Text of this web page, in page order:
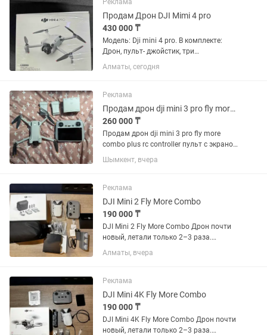
DJI ✔ Карта...
Реклама
Продам Дрон DJI Mimi 4 pro
430 000 ₸
Модель: Dji mini 4 pro. В комплекте:
Дрон, пульт- джойстик, три
аккумулятора, чехол, шнур для
зарядки, запасные лопасти. Дрон-
только куплен. Покупали в Каспий...
Алматы, сегодня
Реклама
Продам дрон dji mini 3 pro fly more combo plus
260 000 ₸
Продам дрон dji mini 3 pro fly more
combo plus rc controller пульт с экраном
и две батареи с повышенной
мощностью все в отличном состоянии
и отвертка с сумкой все...
Шымкент, вчера
Реклама
DJI Mini 2 Fly More Combo
190 000 ₸
DJI Mini 2 Fly More Combo Дрон почти
новый, летали только 2–3 раза.
Полностью оригинальный DJI, без
ремонтов и скрытых дефектов. Все
оригинальный комплект в...
Алматы, вчера
Реклама
DJI Mini 4K Fly More Combo
190 000 ₸
DJI Mini 4K Fly More Combo Дрон почти
новый, летали только 2–3 раза.